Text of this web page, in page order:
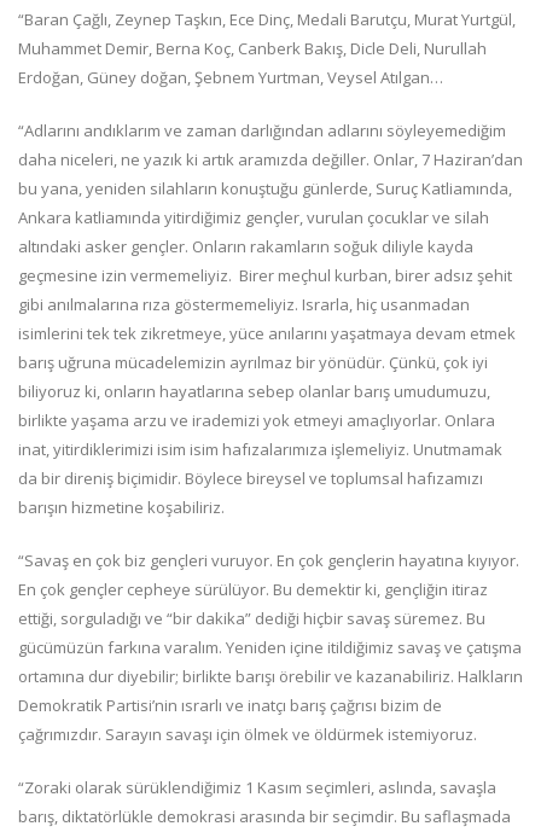
“Baran Çağlı, Zeynep Taşkın, Ece Dinç, Medali Barutçu, Murat Yurtgül,
Muhammet Demir, Berna Koç, Canberk Bakış, Dicle Deli, Nurullah
Erdoğan, Güney doğan, Şebnem Yurtman, Veysel Atılgan…
“Adlarını andıklarım ve zaman darlığından adlarını söyleyemediğim
daha niceleri, ne yazık ki artık aramızda değiller. Onlar, 7 Haziran’dan
bu yana, yeniden silahların konuştuğu günlerde, Suruç Katliamında,
Ankara katliamında yitirdiğimiz gençler, vurulan çocuklar ve silah
altındaki asker gençler. Onların rakamların soğuk diliyle kayda
geçmesine izin vermemeliyiz. Birer meçhul kurban, birer adsız şehit
gibi anılmalarına rıza göstermemeliyiz. Israrla, hiç usanmadan
isimlerini tek tek zikretmeye, yüce anılarını yaşatmaya devam etmek
barış uğruna mücadelemizin ayrılmaz bir yönüdür. Çünkü, çok iyi
biliyoruz ki, onların hayatlarına sebep olanlar barış umudumuzu,
birlikte yaşama arzu ve irademizi yok etmeyi amaçlıyorlar. Onlara
inat, yitirdiklerimizi isim isim hafızalarımıza işlemeliyiz. Unutmamak
da bir direniş biçimidir. Böylece bireysel ve toplumsal hafızamızı
barışın hizmetine koşabiliriz.
“Savaş en çok biz gençleri vuruyor. En çok gençlerin hayatına kıyıyor.
En çok gençler cepheye sürülüyor. Bu demektir ki, gençliğin itiraz
ettiği, sorguladığı ve “bir dakika” dediği hiçbir savaş süremez. Bu
gücümüzün farkına varalım. Yeniden içine itildiğimiz savaş ve çatışma
ortamına dur diyebilir; birlikte barışı örebilir ve kazanabiliriz. Halkların
Demokratik Partisi’nin ısrarlı ve inatçı barış çağrısı bizim de
çağrımızdır. Sarayın savaşı için ölmek ve öldürmek istemiyoruz.
“Zoraki olarak sürüklendiğimiz 1 Kasım seçimleri, aslında, savaşla
barış, diktatörlükle demokrasi arasında bir seçimdir. Bu saflaşmada